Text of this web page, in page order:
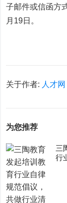
子邮件或信函方
月19日。
关于作者: 人才网
为您推荐
三
行